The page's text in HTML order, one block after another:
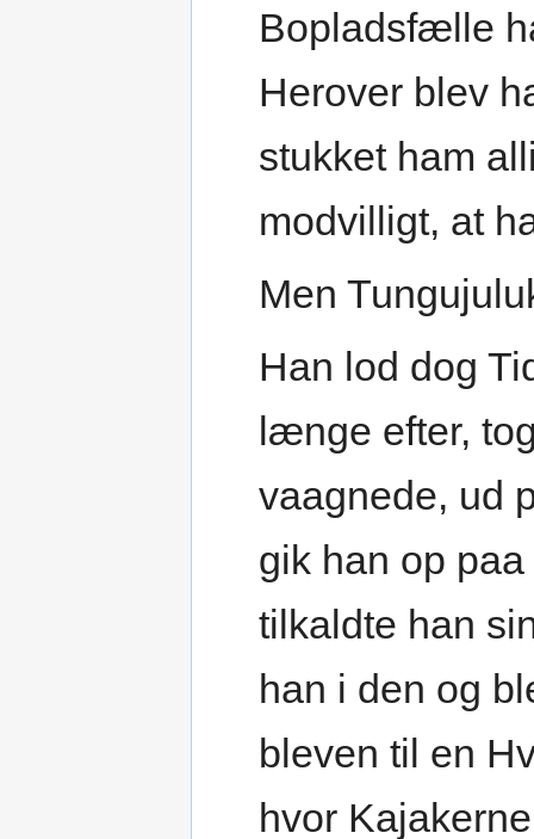
Bopladsfælle
Herover blev
stukket ham
modvilligt, at
Men
Han lod dog
længe efter,
vaagnede, ud
gik han op
tilkaldte han
han i den og
bleven til en
hvor